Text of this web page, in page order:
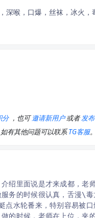
深喉，口爆，丝袜，冰火，
分 ，也可邀请新用户或者发
有其他问题可以联系TG客服。
绍里面说是才来成都，老
务的时候很认真，舌漫\
水轮番来，特别容易被口
的时候，老师在上位，夹